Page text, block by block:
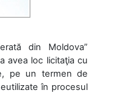
din Moldova”
avea loc licitaţia cu
pe un termen de
în procesul